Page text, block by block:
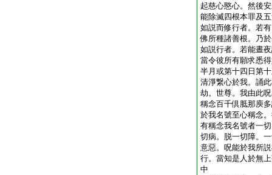
起慈心愍心。然後
能除滅四根本罪及
如説而修行者。若
佛所種諸善根。乃
如説行者。若能晝
當令彼所有願求悉
半月或第十四日第
清淨繋心於我。誦
劫。世尊。我由此
稱念百千倶胝那庾
於我名號至心稱念
有稱念我名號者一
切病。脱一切障。
意惡。呪能於我所
行。當知是人於無
中